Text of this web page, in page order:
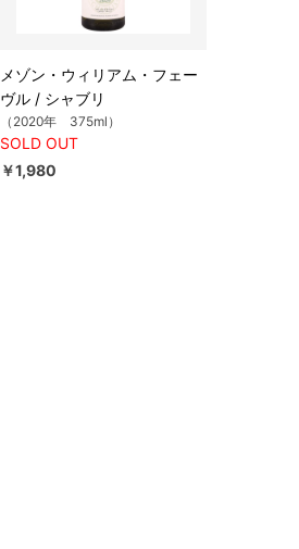
メゾン・ウィリアム・フェー
ヴル / シャブリ
（2020年 375ml）
SOLD OUT
￥1,980